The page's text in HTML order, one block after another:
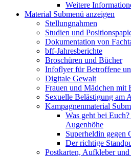
Weitere
Material Submenü anzeigen
Stellungnahmen
Studien und
Dokumentation von
bff-Jahresberichte
Broschüren und Bücher
Infoflyer für Betroffene
Digitale Gewalt
Frauen und Mädchen mit
Sexuelle Belästigung am
Kampagnenmaterial
Was geht bei
Augenhöhe
Superheldin gegen
Der richtige
Postkarten, Aufkleber